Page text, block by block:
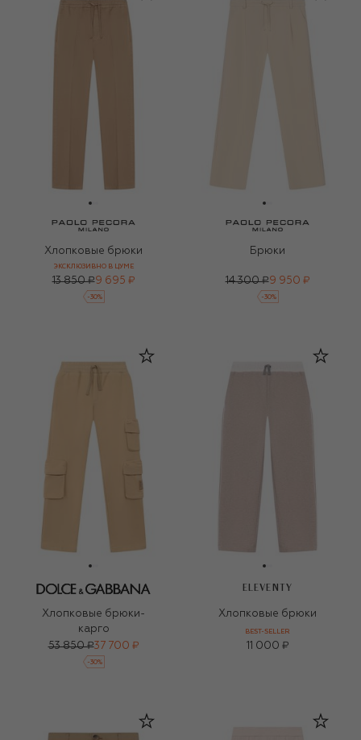
Хлопковые брюки
ЭКСКЛЮЗИВНО В ЦУМЕ
13 850 ₽9 695 ₽
-30%
Брюки
14 300 ₽9 950 ₽
-30%
Хлопковые брюки-
карго
53 850 ₽37 700 ₽
-30%
ELEVENTY
Хлопковые брюки
BEST-SELLER
11 000 ₽